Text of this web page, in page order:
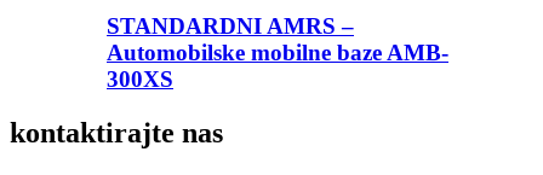
STANDARDNI AMRS –
Automobilske mobilne baze AMB-
300XS
kontaktirajte nas